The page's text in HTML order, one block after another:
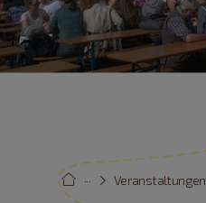
Veranstaltungen
···